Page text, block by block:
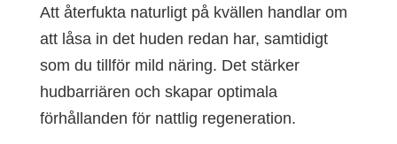
Att återfukta naturligt på kvällen handlar om
att låsa in det huden redan har, samtidigt
som du tillför mild näring. Det stärker
hudbarriären och skapar optimala
förhållanden för nattlig regeneration.